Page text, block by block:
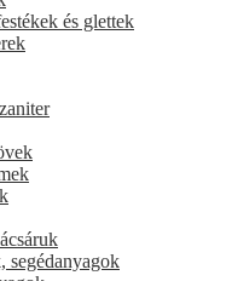
és glettek
segédanyagok